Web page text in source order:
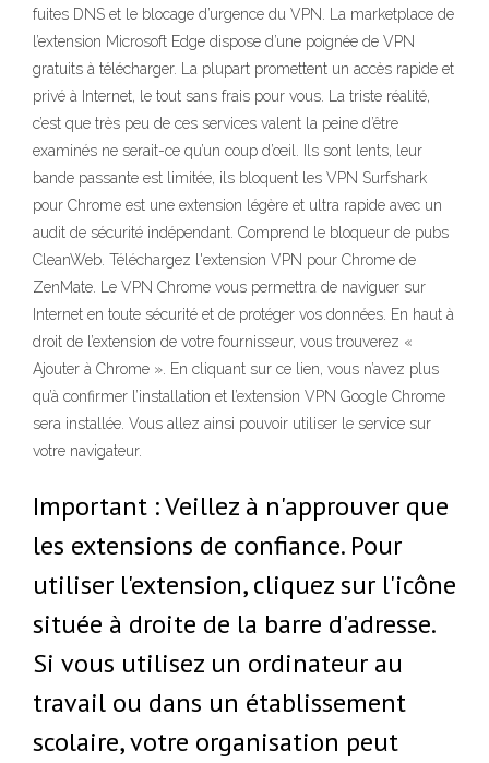
fuites DNS et le blocage d’urgence du VPN. La marketplace de
l’extension Microsoft Edge dispose d’une poignée de VPN
gratuits à télécharger. La plupart promettent un accès rapide et
privé à Internet, le tout sans frais pour vous. La triste réalité,
c’est que très peu de ces services valent la peine d’être
examinés ne serait-ce qu’un coup d’œil. Ils sont lents, leur
bande passante est limitée, ils bloquent les VPN Surfshark
pour Chrome est une extension légère et ultra rapide avec un
audit de sécurité indépendant. Comprend le bloqueur de pubs
CleanWeb. Téléchargez l'extension VPN pour Chrome de
ZenMate. Le VPN Chrome vous permettra de naviguer sur
Internet en toute sécurité et de protéger vos données. En haut à
droit de l’extension de votre fournisseur, vous trouverez «
Ajouter à Chrome ». En cliquant sur ce lien, vous n’avez plus
qu’à confirmer l’installation et l’extension VPN Google Chrome
sera installée. Vous allez ainsi pouvoir utiliser le service sur
votre navigateur.
Important : Veillez à n'approuver que
les extensions de confiance. Pour
utiliser l'extension, cliquez sur l'icône
située à droite de la barre d'adresse.
Si vous utilisez un ordinateur au
travail ou dans un établissement
scolaire, votre organisation peut